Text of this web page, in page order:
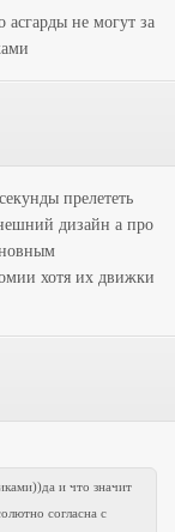
не могут за
прелететь
дизайн а про
хотя их движки
и что значит
согласна с